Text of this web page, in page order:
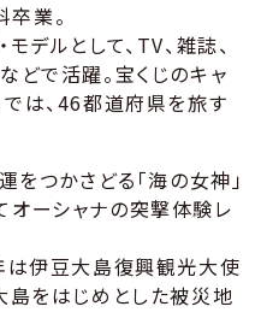
業。
デルとして、TV、雑誌、
どで活躍。宝くじのキャ
では、46都道府県を旅す
をつかさどる「海の女神」
オーシャナの突撃体験レ
は伊豆大島復興観光大使
島をはじめとした被災地